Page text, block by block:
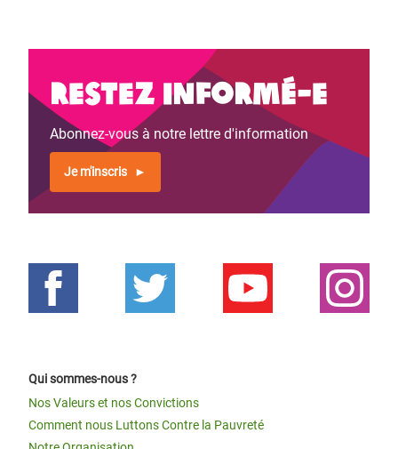
Restez informé-e
Abonnez-vous à notre lettre d'information
Je m'inscris
Qui sommes-nous ?
Nos Valeurs et nos Convictions
Comment nous Luttons Contre la Pauvreté